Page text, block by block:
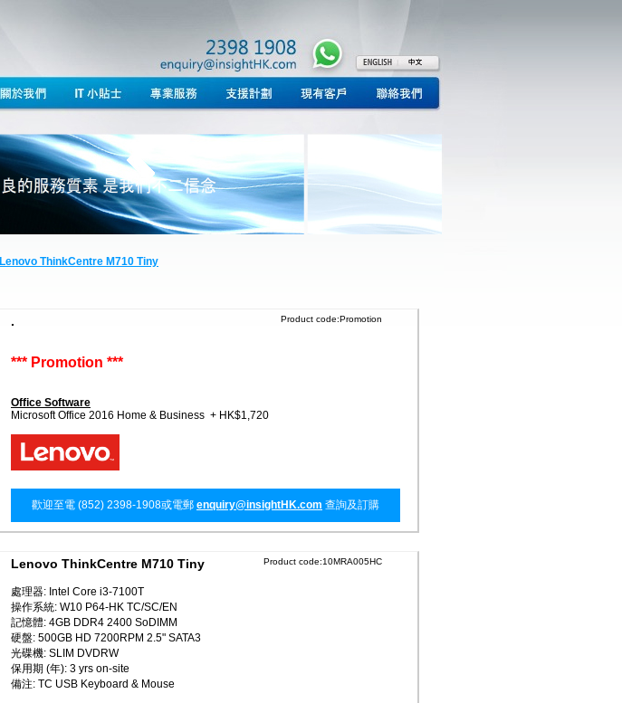
Lenovo ThinkCentre M710 Tiny
. Product code:Promotion
*** Promotion ***
Office Software
Microsoft Office 2016 Home & Business + HK$1,720
歡迎至電 (852) 2398-1908或電郵 enquiry@insightHK.com 查詢及訂購
Lenovo ThinkCentre M710 Tiny Product code:10MRA005HC
處理器: Intel Core i3-7100T
操作系統: W10 P64-HK TC/SC/EN
記憶體: 4GB DDR4 2400 SoDIMM
硬盤: 500GB HD 7200RPM 2.5" SATA3
光碟機: SLIM DVDRW
保用期 (年): 3 yrs on-site
備注: TC USB Keyboard & Mouse